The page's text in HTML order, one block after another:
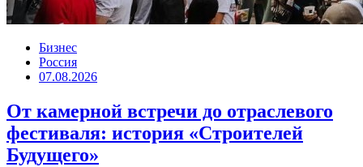
Бизнес
Россия
07.08.2026
От камерной встречи до отраслевого
фестиваля: история «Строителей
Будущего»